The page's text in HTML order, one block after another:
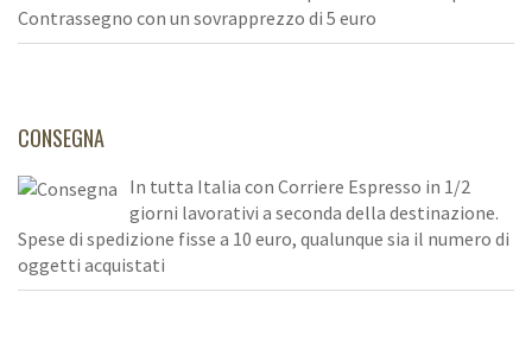
Contrassegno con un sovrapprezzo di 5 euro
CONSEGNA
In tutta Italia con Corriere Espresso in 1/2
giorni lavorativi a seconda della destinazione.
Spese di spedizione fisse a 10 euro, qualunque sia il numero di
oggetti acquistati